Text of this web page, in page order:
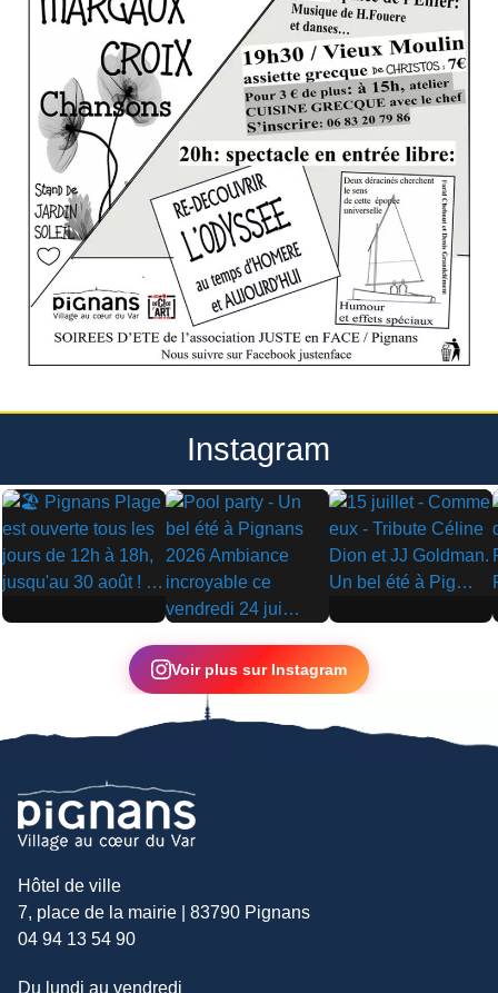
Instagram
▶
▶
▶
Voir plus sur Instagram
Hôtel de ville
7, place de la mairie | 83790 Pignans
04 94 13 54 90
Du lundi au vendredi